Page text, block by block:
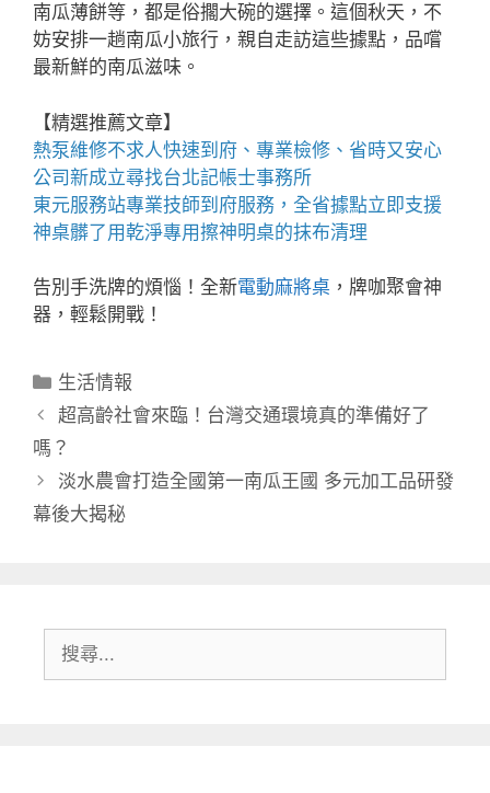
南瓜薄餅等，都是俗擱大碗的選擇。這個秋天，不
妨安排一趟南瓜小旅行，親自走訪這些據點，品嚐
最新鮮的南瓜滋味。
【精選推薦文章】
熱泵維修不求人快速到府、專業檢修、省時又安心
公司新成立尋找台北記帳士事務所
東元服務站專業技師到府服務，全省據點立即支援
神桌髒了用乾淨專用擦神明桌的抹布清理
告別手洗牌的煩惱！全新電動麻將桌 ，牌咖聚會神
器，輕鬆開戰！
分
類
生活情報
超高齡社會來臨！台灣交通環境真的準備好了
嗎？
淡水農會打造全國第一南瓜王國 多元加工品研發
幕後大揭秘
尋: